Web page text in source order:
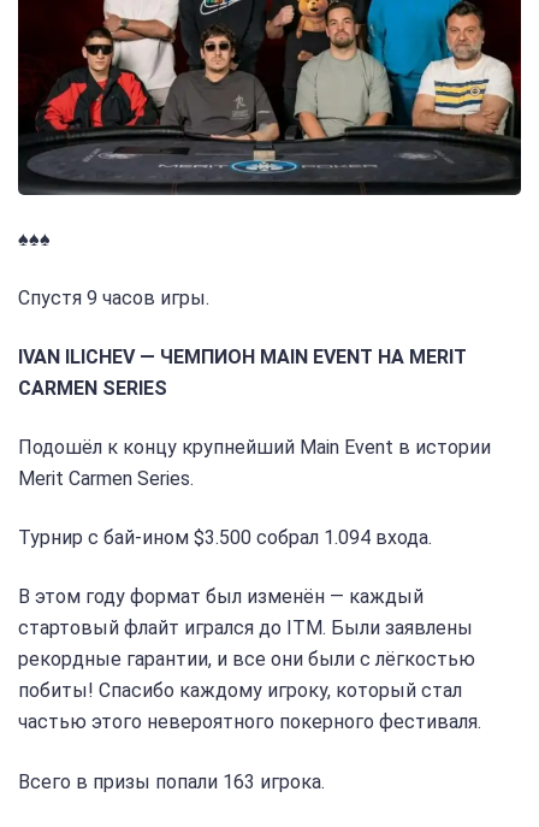
♠️♠️♠️
Спустя 9 часов игры.
IVAN ILICHEV — ЧЕМПИОН MAIN EVENT НА MERIT
CARMEN SERIES
Подошёл к концу крупнейший Main Event в истории
Merit Carmen Series.
Турнир с бай-ином $3.500 собрал 1.094 входа.
В этом году формат был изменён — каждый
стартовый флайт игрался до ITM. Были заявлены
рекордные гарантии, и все они были с лёгкостью
побиты! Спасибо каждому игроку, который стал
частью этого невероятного покерного фестиваля.
Всего в призы попали 163 игрока.